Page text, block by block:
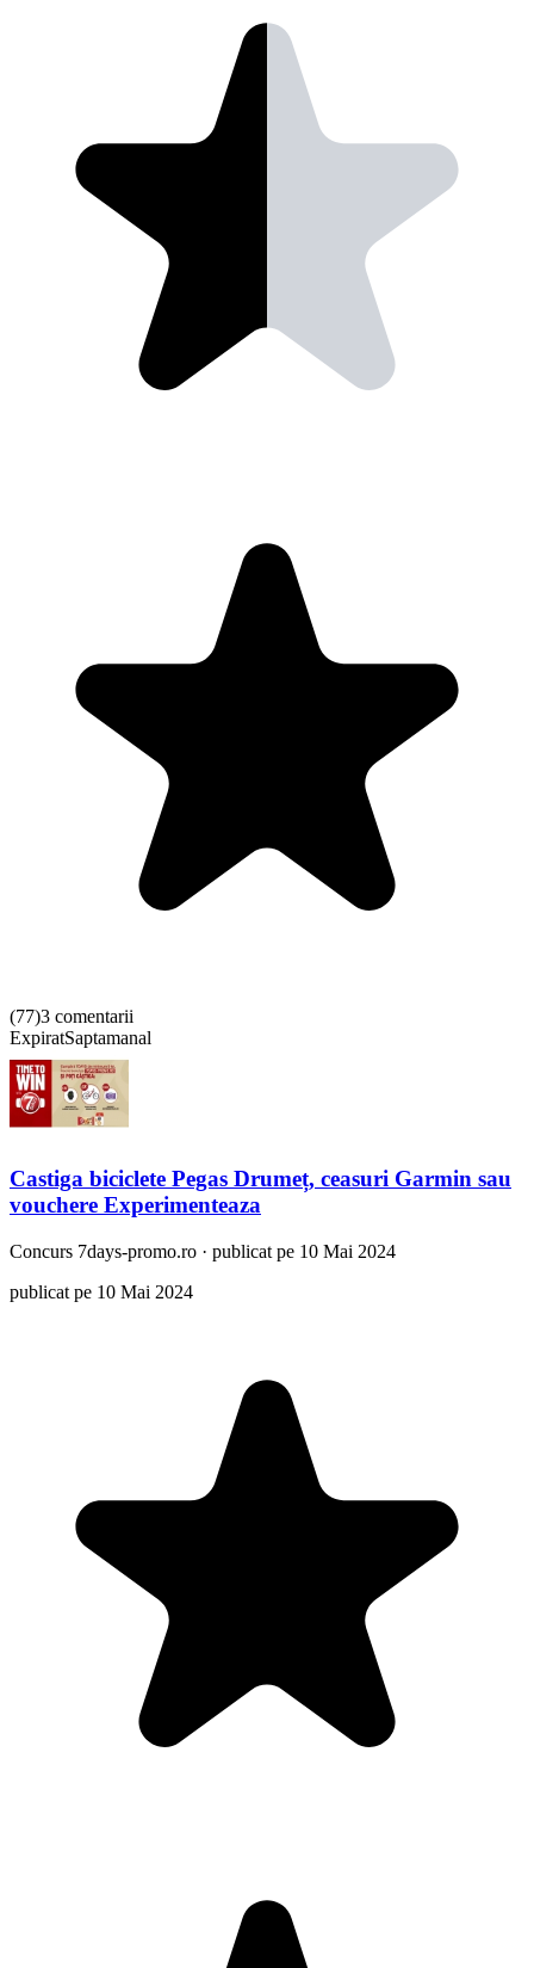
(77)3 comentarii
ExpiratSaptamanal
Castiga biciclete Pegas Drumeț, ceasuri Garmin sau
vouchere Experimenteaza
Concurs 7days-promo.ro · publicat pe 10 Mai 2024
publicat pe 10 Mai 2024